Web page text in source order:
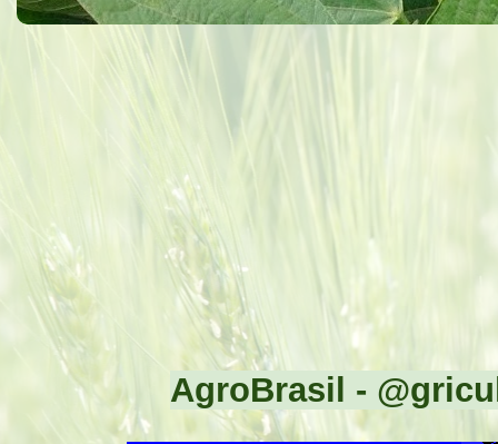
AgroBrasil -